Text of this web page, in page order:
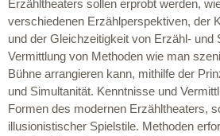
Erzähltheaters sollen erprobt werden,
verschiedenen Erzählperspektiven, der
und der Gleichzeitigkeit von Erzähl- und
Vermittlung von Methoden wie man
Bühne arrangieren kann, mithilfe der
und Simultanität. Kenntnisse und
Formen des modernen Erzähltheaters,
illusionistischer Spielstile. Methoden